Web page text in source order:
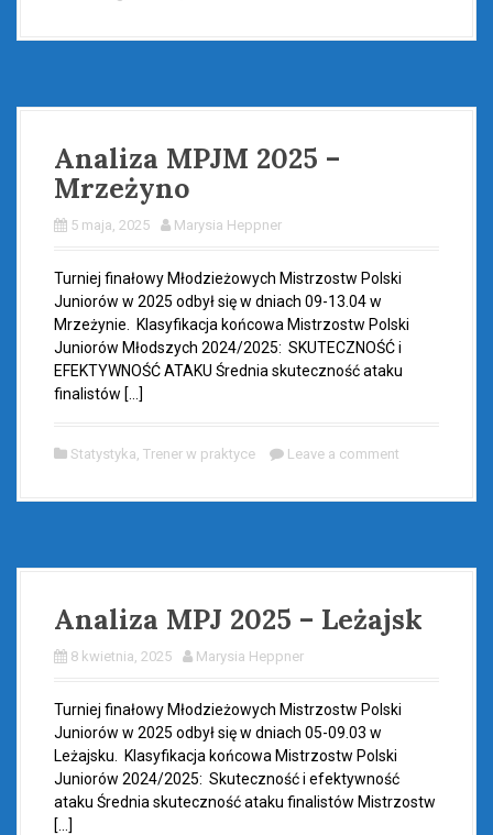
Analiza MPJM 2025 –
Mrzeżyno
5 maja, 2025 Marysia Heppner
Turniej finałowy Młodzieżowych Mistrzostw Polski
Juniorów w 2025 odbył się w dniach 09-13.04 w
Mrzeżynie. Klasyfikacja końcowa Mistrzostw Polski
Juniorów Młodszych 2024/2025: SKUTECZNOŚĆ i
EFEKTYWNOŚĆ ATAKU Średnia skuteczność ataku
finalistów […]
Statystyka, Trener w praktyce Leave a comment
Analiza MPJ 2025 – Leżajsk
8 kwietnia, 2025 Marysia Heppner
Turniej finałowy Młodzieżowych Mistrzostw Polski
Juniorów w 2025 odbył się w dniach 05-09.03 w
Leżajsku. Klasyfikacja końcowa Mistrzostw Polski
Juniorów 2024/2025: Skuteczność i efektywność
ataku Średnia skuteczność ataku finalistów Mistrzostw
[…]